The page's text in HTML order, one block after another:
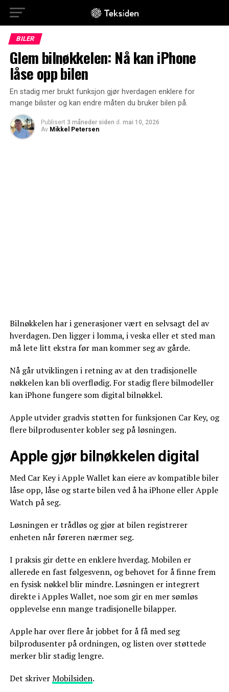
BILER
Glem bilnøkkelen: Nå kan iPhone
låse opp bilen
En stadig mer brukt funksjon gjør hverdagen enklere for
mange bilister og kan endre måten du bruker bilen på.
Publisert 3 måneder siden d. mai 10, 2026
Av Mikkel Petersen
Bilnøkkelen har i generasjoner vært en selvsagt del av
hverdagen. Den ligger i lomma, i veska eller et sted man
må lete litt ekstra før man kommer seg av gårde.
Nå går utviklingen i retning av at den tradisjonelle
nøkkelen kan bli overflødig. For stadig flere bilmodeller
kan iPhone fungere som digital bilnøkkel.
Apple utvider gradvis støtten for funksjonen Car Key, og
flere bilprodusenter kobler seg på løsningen.
Apple gjør bilnøkkelen digital
Med Car Key i Apple Wallet kan eiere av kompatible biler
låse opp, låse og starte bilen ved å ha iPhone eller Apple
Watch på seg.
Løsningen er trådløs og gjør at bilen registrerer
enheten når føreren nærmer seg.
I praksis gir dette en enklere hverdag. Mobilen er
allerede en fast følgesvenn, og behovet for å finne frem
en fysisk nøkkel blir mindre. Løsningen er integrert
direkte i Apples Wallet, noe som gir en mer sømløs
opplevelse enn mange tradisjonelle bilapper.
Apple har over flere år jobbet for å få med seg
bilprodusenter på ordningen, og listen over støttede
merker blir stadig lengre.
Det skriverMobilsiden.